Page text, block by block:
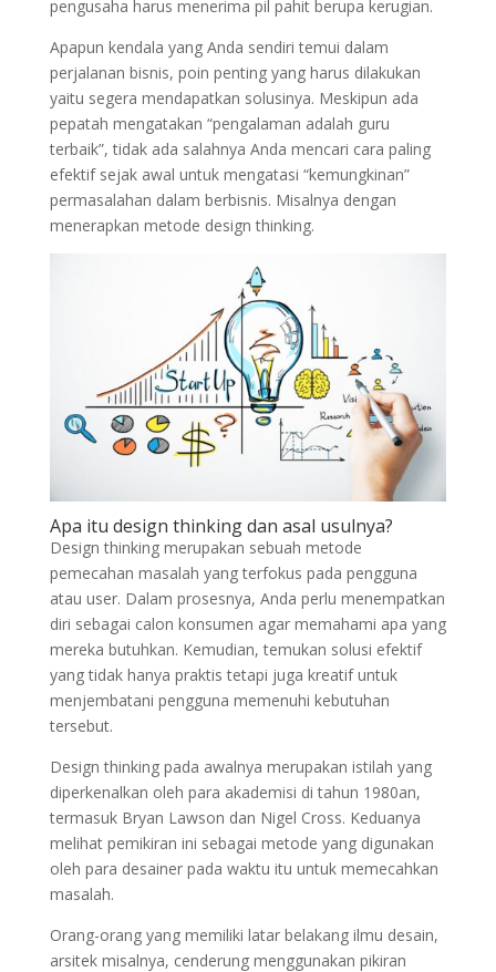
pengusaha harus menerima pil pahit berupa kerugian.
Apapun kendala yang Anda sendiri temui dalam
perjalanan bisnis, poin penting yang harus dilakukan
yaitu segera mendapatkan solusinya. Meskipun ada
pepatah mengatakan “pengalaman adalah guru
terbaik”, tidak ada salahnya Anda mencari cara paling
efektif sejak awal untuk mengatasi “kemungkinan”
permasalahan dalam berbisnis. Misalnya dengan
menerapkan metode design thinking.
Apa itu design thinking dan asal usulnya?
Design thinking merupakan sebuah metode
pemecahan masalah yang terfokus pada pengguna
atau user. Dalam prosesnya, Anda perlu menempatkan
diri sebagai calon konsumen agar memahami apa yang
mereka butuhkan. Kemudian, temukan solusi efektif
yang tidak hanya praktis tetapi juga kreatif untuk
menjembatani pengguna memenuhi kebutuhan
tersebut.
Design thinking pada awalnya merupakan istilah yang
diperkenalkan oleh para akademisi di tahun 1980an,
termasuk Bryan Lawson dan Nigel Cross. Keduanya
melihat pemikiran ini sebagai metode yang digunakan
oleh para desainer pada waktu itu untuk memecahkan
masalah.
Orang-orang yang memiliki latar belakang ilmu desain,
arsitek misalnya, cenderung menggunakan pikiran